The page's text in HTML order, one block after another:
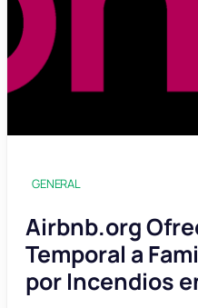
GENERAL
Airbnb.org
Temporal a
por Incendios